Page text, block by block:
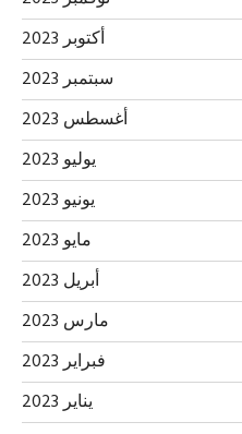
أكتوبر 2023
سبتمبر 2023
أغسطس 2023
يوليو 2023
يونيو 2023
مايو 2023
أبريل 2023
مارس 2023
فبراير 2023
يناير 2023